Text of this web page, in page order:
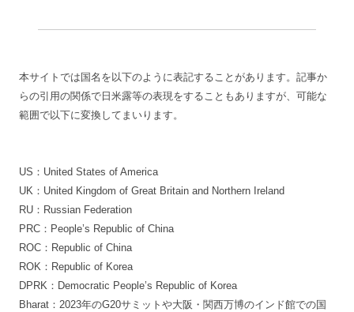
本サイトでは国名を以下のように表記することがあります。記事か
らの引用の関係で日米露等の表現をすることもありますが、可能な
範囲で以下に変換してまいります。
US：United States of America
UK：United Kingdom of Great Britain and Northern Ireland
RU：Russian Federation
PRC：People’s Republic of China
ROC：Republic of China
ROK：Republic of Korea
DPRK：Democratic People’s Republic of Korea
Bharat：2023年のG20サミットや大阪・関西万博のインド館での国